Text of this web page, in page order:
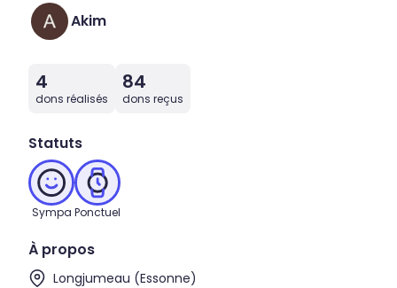
Akim
4
dons réalisés
84
dons reçus
Statuts
Sympa Ponctuel
À propos
Longjumeau (Essonne)